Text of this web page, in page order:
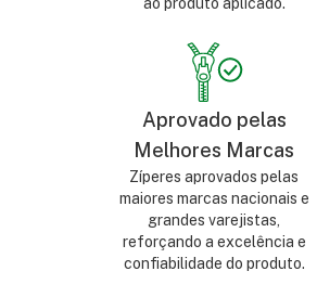
ao produto aplicado.
Aprovado pelas
Melhores Marcas
Zíperes aprovados pelas
maiores marcas nacionais e
grandes varejistas,
reforçando a excelência e
confiabilidade do produto.